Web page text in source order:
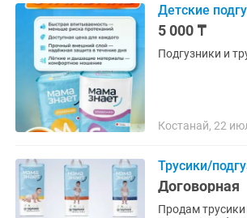
Детские
5 000 ₸
Подгузники и
Костанай, 22
Трусики/
Договорная
Продам трусики